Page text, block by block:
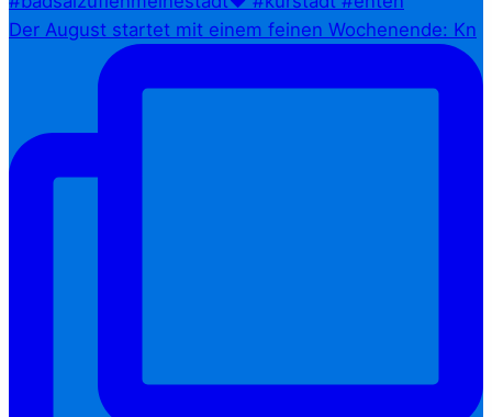
Der August startet mit einem feinen Wochenende: Kn